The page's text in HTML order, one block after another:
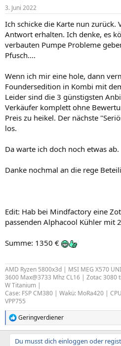
3. Juni 2022
Ich schicke die Karte nun zurück.
Antwort erhalten. Ich denke, es
verbauten Pumpe Probleme
Pfusch....
Wenn ich mir eine hole, dann
Foundersedition in Kombi mit
Leider sind die 3 günstigsten
Verkäufer komplett ohne
Preis zu heikel. Der nächste
los.
Da warte ich doch noch etwas ab.
Danke nochmal an die rege
Edit: Hab bei Mindfactory eine
passenden Alphacool Kühler mit
Summe: 1350 €
AMD Ryzen 5800x3d | MSI MEG X570
3600 Max@3733 Mhz CL16 | Zotac 3080
W Titanium |
Case: FSP CM380 | Wakü: MoRa420 |
VPP755
R
e
a
Geringverdiener
Du musst dich einloggen oder